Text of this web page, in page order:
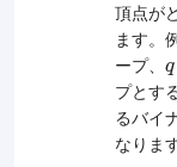
頂点が
ます。
ープ、 q
q
プとす
るバイ
なりま